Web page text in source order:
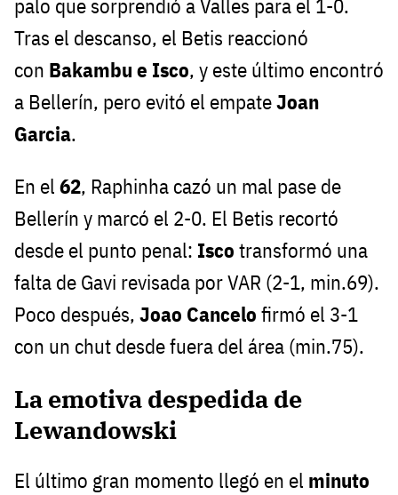
palo que sorprendió a Valles para el 1-0.
Tras el descanso, el Betis reaccionó
con Bakambu e Isco, y este último encontró
a Bellerín, pero evitó el empateJoan
Garcia.
En el 62, Raphinha cazó un mal pase de
Bellerín y marcó el 2-0. El Betis recortó
desde el punto penal: Isco transformó una
falta de Gavi revisada por VAR (2-1, min.69).
Poco después, Joao Cancelo firmó el 3-1
con un chut desde fuera del área (min.75).
La emotiva despedida de
Lewandowski
El último gran momento llegó en el minuto